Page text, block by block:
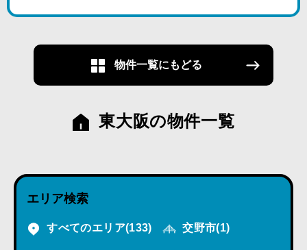
物件一覧にもどる
東大阪の物件一覧
エリア検索
すべてのエリア(133) 交野市(1)